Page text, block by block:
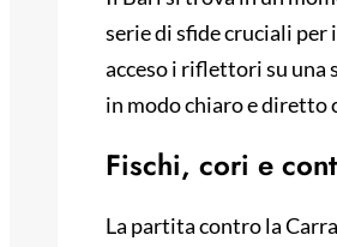
serie di sfide cruciali per
acceso i riflettori su una
in modo chiaro e diretto
Fischi, cori e
La partita contro la